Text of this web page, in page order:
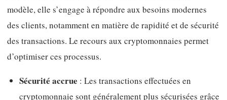
modèle, elle s’engage à répondre aux besoins modernes
des clients, notamment en matière de rapidité et de sécurité
des transactions. Le recours aux cryptomonnaies permet
d’optimiser ces processus.
Sécurité accrue : Les transactions effectuées en
cryptomonnaie sont généralement plus sécurisées grâce